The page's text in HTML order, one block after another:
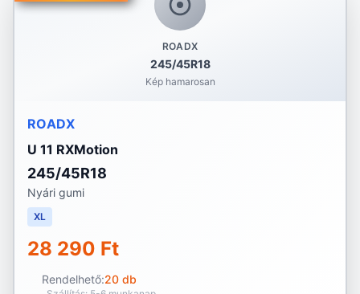
ROADX
245/45R18
Kép hamarosan
ROADX
U 11 RXMotion
245/45R18
Nyári gumi
XL
28 290 Ft
Rendelhető:20 db